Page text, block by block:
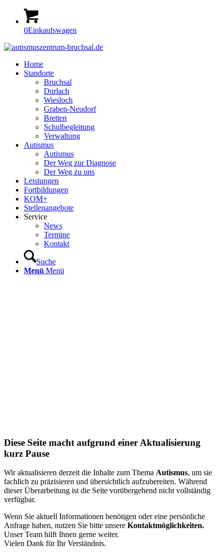
0Einkaufswagen
Home
Standorte
Bruchsal
Durlach
Wiesloch
Graben-Neudorf
Bretten
Schulbegleitung
Verwaltung
Autismus
Autismus
Der Weg zur Diagnose
Der Weg zu uns
Leistungen
Fortbildungen
KOM+
Stellenangebote
Service
News
Termine
Kontakt
Suche
Menü Menü
Diese Seite macht aufgrund einer Aktualisierung
kurz Pause
Wir aktualisieren derzeit die Inhalte zum Thema Autismus, um sie
fachlich zu präzisieren und übersichtlich aufzubereiten. Während
dieser Überarbeitung ist die Seite vorübergehend nicht vollständig
verfügbar.
Wenn Sie aktuell Informationen benötigen oder eine persönliche
Anfrage haben, nutzen Sie bitte unsere Kontaktmöglichkeiten.
Unser Team hilft Ihnen gerne weiter.
Vielen Dank für Ihr Verständnis.